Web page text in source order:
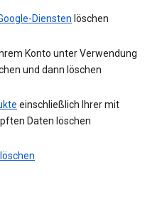
Diensten löschen
Konto unter Verwendung
und dann löschen
einschließlich Ihrer mit
Daten löschen